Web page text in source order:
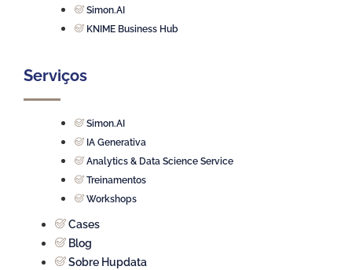
Simon.AI
KNIME Business Hub
Serviços
Simon.AI
IA Generativa
Analytics & Data Science Service
Treinamentos
Workshops
Cases
Blog
Sobre Hupdata